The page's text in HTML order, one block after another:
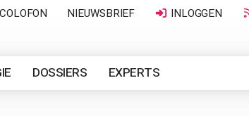
COLOFON NIEUWSBRIEF INLOGGEN
DOSSIERS EXPERTS